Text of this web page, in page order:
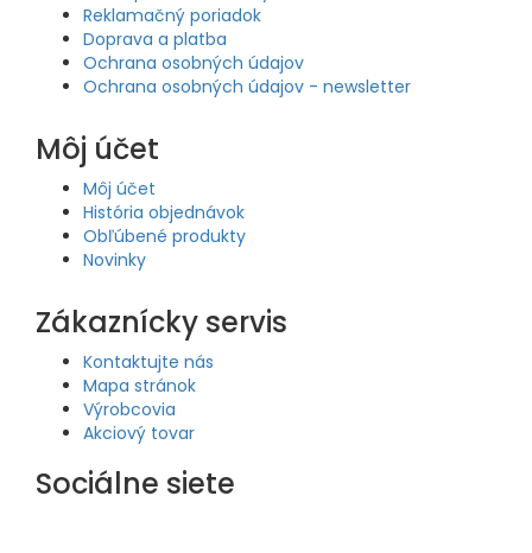
Reklamačný poriadok
Doprava a platba
Ochrana osobných údajov
Ochrana osobných údajov - newsletter
Môj účet
Môj účet
História objednávok
Obľúbené produkty
Novinky
Zákaznícky servis
Kontaktujte nás
Mapa stránok
Výrobcovia
Akciový tovar
Sociálne siete